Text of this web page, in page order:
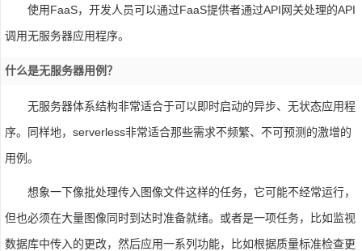
使用FaaS，开发人员可以通过FaaS提供者通过API网关处理的API
调用无服务器应用程序。
什么是无服务器用例？
无服务器体系结构非常适合于可以即时启动的异步、无状态应用程
序。同样地，serverless非常适合那些需求不频繁、不可预测的激增的
用例。
想象一下像批处理传入图像文件这样的任务，它可能不经常运行，
但也必须在大量图像同时到达时准备就绪。或者是一项任务，比如监视
数据库中传入的更改，然后应用一系列功能，比如根据质量标准检查更